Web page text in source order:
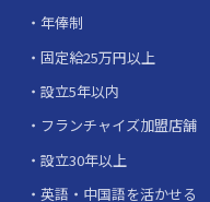
年俸制
固定給25万円以上
設立5年以内
フランチャイズ加盟店舗
設立30年以上
英語・中国語を活かせる